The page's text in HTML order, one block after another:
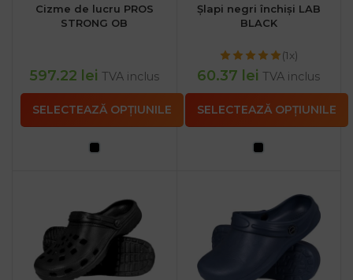
Cizme de lucru PROS
STRONG OB
597.22 lei TVA inclus
SELECTEAZĂ OPȚIUNILE
Șlapi negri închiși LAB
BLACK
(1x)
60.37 lei TVA inclus
SELECTEAZĂ OPȚIUNILE